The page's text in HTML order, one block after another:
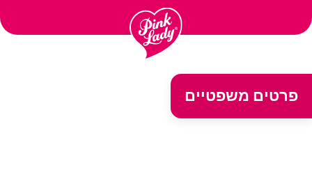
לתוכן
פרטים משפטיים